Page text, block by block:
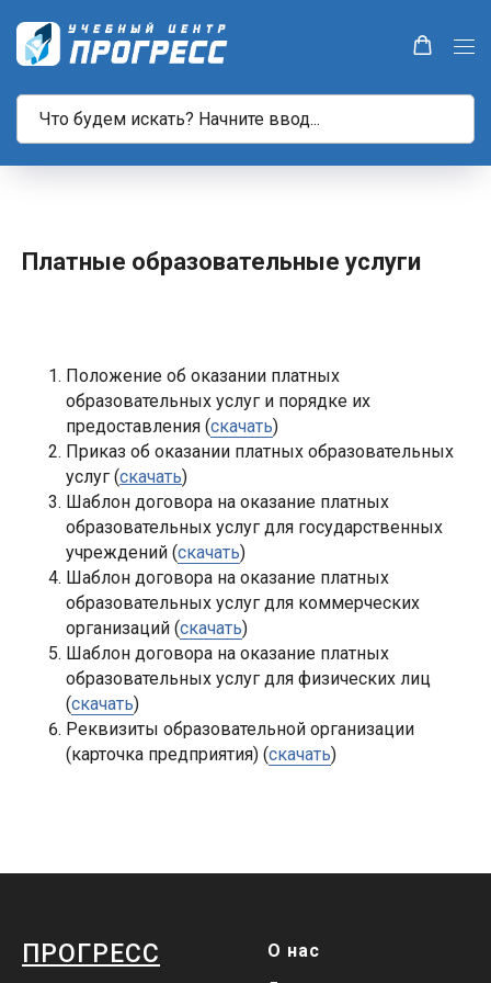
Платные образовательные услуги
Положение об оказании платных
образовательных услуг и порядке их
предоставления (скачать)
Приказ об оказании платных образовательных
услуг (скачать)
Шаблон договора на оказание платных
образовательных услуг для государственных
учреждений (скачать)
Шаблон договора на оказание платных
образовательных услуг для коммерческих
организаций (скачать)
Шаблон договора на оказание платных
образовательных услуг для физических лиц
(скачать)
Реквизиты образовательной организации
(карточка предприятия) (скачать)
ПРОГРЕСС О нас